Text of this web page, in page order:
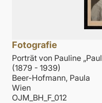
Fotografie
Porträt von Pauline
(1879 - 1939)
Beer-Hofmann, Paula
Wien
OJM_BH_F_012